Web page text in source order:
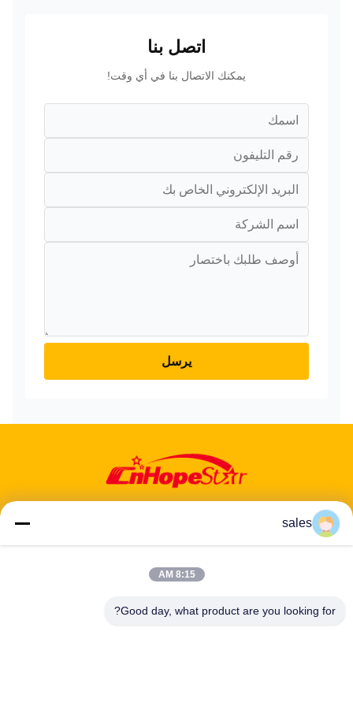
اتصل بنا
يمكنك الاتصال بنا في أي وقت!
يرسل
عنوان: 601-606، الطابق 6، المبنى E، حديقة يوانفين الصناعية، منطقة
هاتف:86-13424296897
sales
8:15 AM
Good day, what product are you looking for?